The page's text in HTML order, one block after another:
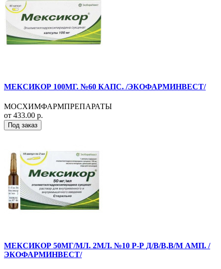
МЕКСИКОР 100МГ. №60 КАПС. /ЭКОФАРМИНВЕСТ/
МОСХИМФАРМПРЕПАРАТЫ
от 433.00 р.
Под заказ
МЕКСИКОР 50МГ/МЛ. 2МЛ. №10 Р-Р Д/В/В,В/М АМП. /
ЭКОФАРМИНВЕСТ/